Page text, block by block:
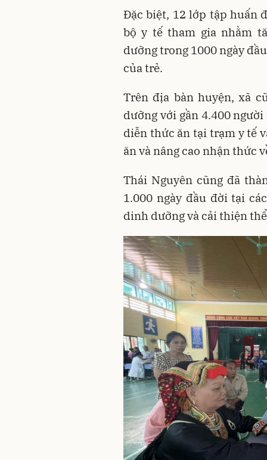
Đặc biệt, 12 lớp tập huấn
bộ y tế tham gia nhằm
dưỡng trong 1000 ngày
của trẻ.
Trên địa bàn huyện, xã
dưỡng với gần 4.400
diễn thức ăn tại trạm y tế
ăn và nâng cao nhận thức
Thái Nguyên cũng đã
1.000 ngày đầu đời tại
dinh dưỡng và cải thiện